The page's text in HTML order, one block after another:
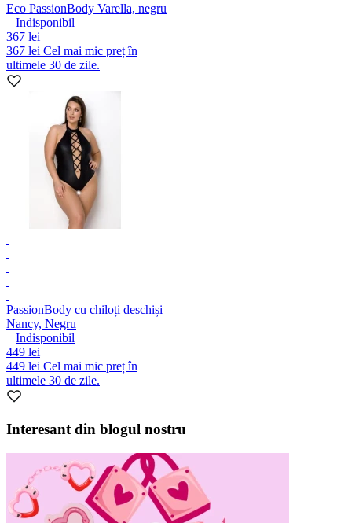
Eco PassionBody Varella, negru
Indisponibil
367 lei
367 lei Cel mai mic preț în
ultimele 30 de zile.
PassionBody cu chiloți deschiși
Nancy, Negru
Indisponibil
449 lei
449 lei Cel mai mic preț în
ultimele 30 de zile.
Interesant din blogul nostru